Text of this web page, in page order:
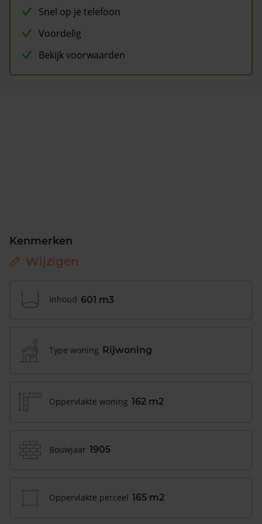
Snel op je telefoon
Voordelig
Bekijk voorwaarden
Kenmerken
Wijzigen
Inhoud 601 m3
Type woning Rijwoning
Oppervlakte woning 162 m2
Bouwjaar 1905
Oppervlakte perceel 165 m2